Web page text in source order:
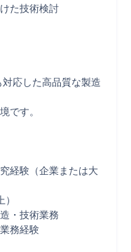
た技術検討
応した高品質な製造
です。
経験（企業または大
・技術業務
務経験